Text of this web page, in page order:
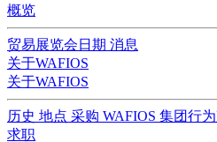
概览
贸易展览会日期 消息
关于WAFIOS
关于WAFIOS
历史 地点 采购 WAFIOS 集团行为
求职